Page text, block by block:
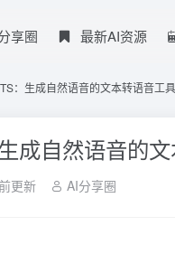
享圈 最新AI资源
：生成自然语音的文本转语音工具
成自然语音的
更新 AI分享圈